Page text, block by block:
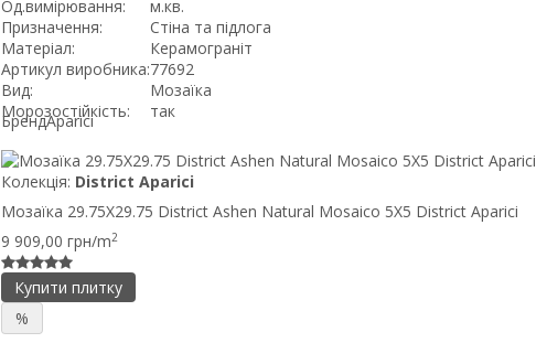
Од.вимірювання:
м.кв.
Призначення:
Стіна та підлога
Матеріал:
Керамограніт
Артикул виробника:77692
Вид:
Мозаїка
Морозостійкість:
так
БрендAparici
Колекція: District Aparici
Мозаїка 29.75X29.75 District Ashen Natural Mosaico 5X5 District Aparici
9 909,00 грн/m2
Купити плитку
%